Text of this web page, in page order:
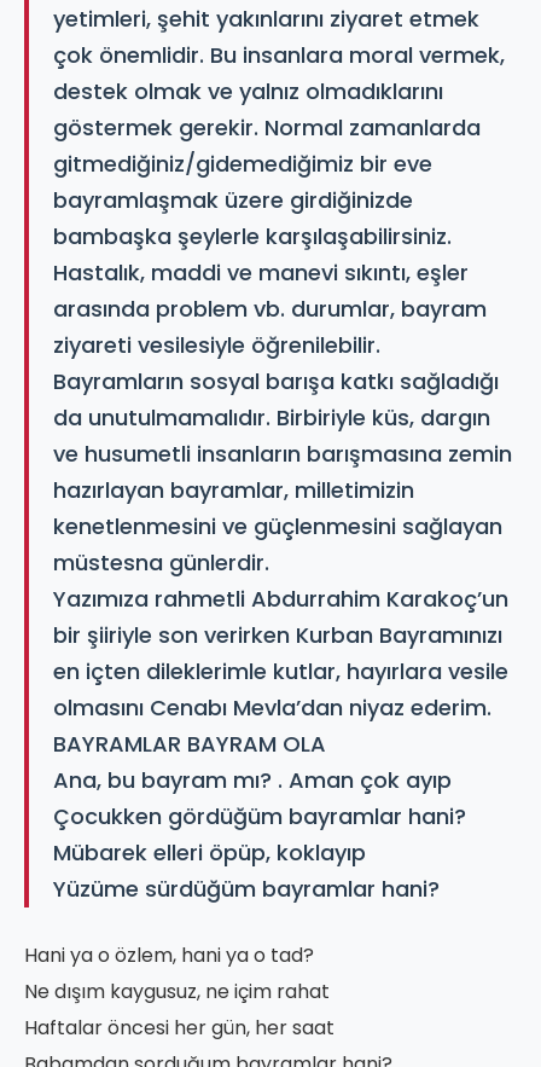
yetimleri, şehit yakınlarını ziyaret etmek
çok önemlidir. Bu insanlara moral vermek,
destek olmak ve yalnız olmadıklarını
göstermek gerekir. Normal zamanlarda
gitmediğiniz/gidemediğimiz bir eve
bayramlaşmak üzere girdiğinizde
bambaşka şeylerle karşılaşabilirsiniz.
Hastalık, maddi ve manevi sıkıntı, eşler
arasında problem vb. durumlar, bayram
ziyareti vesilesiyle öğrenilebilir.
Bayramların sosyal barışa katkı sağladığı
da unutulmamalıdır. Birbiriyle küs, dargın
ve husumetli insanların barışmasına zemin
hazırlayan bayramlar, milletimizin
kenetlenmesini ve güçlenmesini sağlayan
müstesna günlerdir.
Yazımıza rahmetli Abdurrahim Karakoç’un
bir şiiriyle son verirken Kurban Bayramınızı
en içten dileklerimle kutlar, hayırlara vesile
olmasını Cenabı Mevla’dan niyaz ederim.
BAYRAMLAR BAYRAM OLA
Ana, bu bayram mı? . Aman çok ayıp
Çocukken gördüğüm bayramlar hani?
Mübarek elleri öpüp, koklayıp
Yüzüme sürdüğüm bayramlar hani?
Hani ya o özlem, hani ya o tad?
Ne dışım kaygusuz, ne içim rahat
Haftalar öncesi her gün, her saat